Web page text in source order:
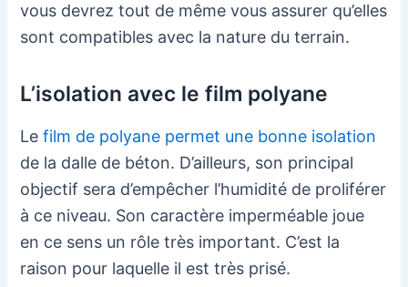
vous devrez tout de même vous assurer qu’elles
sont compatibles avec la nature du terrain.
L’isolation avec le film polyane
Lefilm de polyane permet une bonne isolation
de la dalle de béton. D’ailleurs, son principal
objectif sera d’empêcher l’humidité de proliférer
à ce niveau. Son caractère imperméable joue
en ce sens un rôle très important. C’est la
raison pour laquelle il est très prisé.